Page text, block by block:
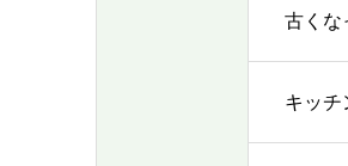
古くな
キッチ